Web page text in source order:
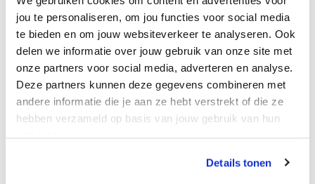
jou te personaliseren, om jou functies voor social media
te bieden en om jouw websiteverkeer te analyseren. Ook
delen we informatie over jouw gebruik van onze site met
onze partners voor social media, adverteren en analyse.
Deze partners kunnen deze gegevens combineren met
andere informatie die je aan ze hebt verstrekt of die ze
hebben verzameld op basis van jouw gebruik van hun
services.
Details tonen
Reserveren 1 tot 3 jarigen
Reserveren 3 – 4 jarigen
Reserveren Ouder- en babyzwemmen